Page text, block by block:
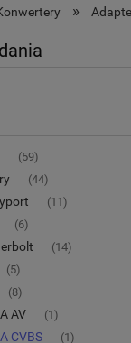
»
(59)
(44)
(11)
(6)
(14)
(5)
(8)
AV (1)
CVBS (1)